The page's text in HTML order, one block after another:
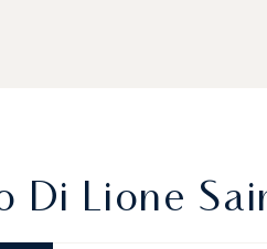
Di Lione